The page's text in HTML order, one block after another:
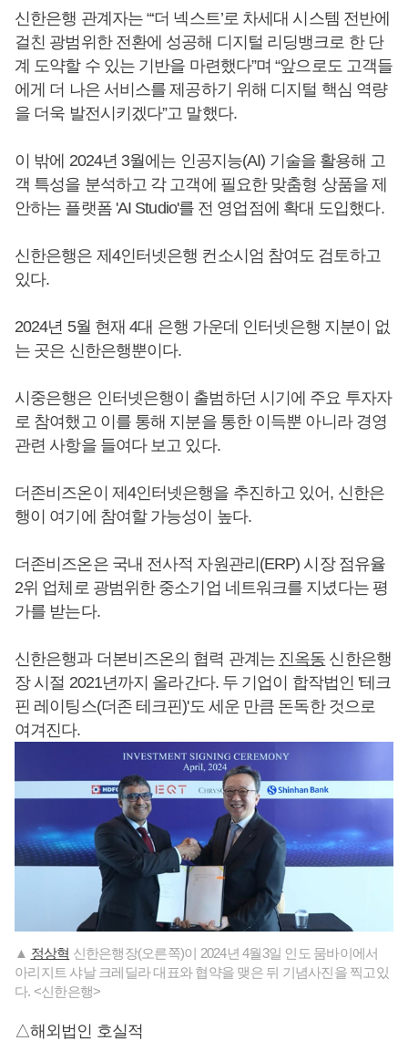
신한은행 관계자는 “‘더 넥스트’로 차세대 시스템 전반에
걸친 광범위한 전환에 성공해 디지털 리딩뱅크로 한 단
계 도약할 수 있는 기반을 마련했다”며 “앞으로도 고객들
에게 더 나은 서비스를 제공하기 위해 디지털 핵심 역량
을 더욱 발전시키겠다”고 말했다.
이 밖에 2024년 3월에는 인공지능(AI) 기술을 활용해 고
객 특성을 분석하고 각 고객에 필요한 맞춤형 상품을 제
안하는 플랫폼 'AI Studio'를 전 영업점에 확대 도입했다.
신한은행은 제4인터넷은행 컨소시엄 참여도 검토하고
있다.
2024년 5월 현재 4대 은행 가운데 인터넷은행 지분이 없
는 곳은 신한은행뿐이다.
시중은행은 인터넷은행이 출범하던 시기에 주요 투자자
로 참여했고 이를 통해 지분을 통한 이득뿐 아니라 경영
관련 사항을 들여다 보고 있다.
더존비즈온이 제4인터넷은행을 추진하고 있어, 신한은
행이 여기에 참여할 가능성이 높다.
더존비즈온은 국내 전사적 자원관리(ERP) 시장 점유율
2위 업체로 광범위한 중소기업 네트워크를 지녔다는 평
가를 받는다.
신한은행과 더본비즈온의 협력 관계는 진옥동 신한은행
장 시절 2021년까지 올라간다. 두 기업이 합작법인 '테크
핀 레이팅스(더존 테크핀)'도 세운 만큼 돈독한 것으로
여겨진다.
▲ 정상혁 신한은행장(오른쪽)이 2024년 4월3일 인도 뭄바이에서
아리지트 샤날 크레딜라 대표와 협약을 맺은 뒤 기념사진을 찍고있
다. <신한은행>
△해외법인 호실적